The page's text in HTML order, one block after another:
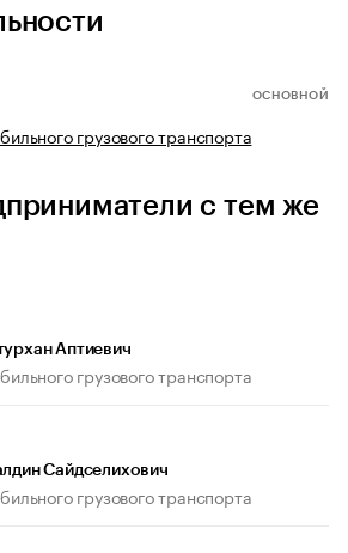
ОСНОВНОЙ
грузового транспорта
с тем же
Аптиевич
грузового транспорта
Сайдселихович
грузового транспорта